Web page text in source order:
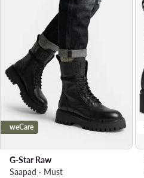
weCare
G-Star Raw
Saapad · Must